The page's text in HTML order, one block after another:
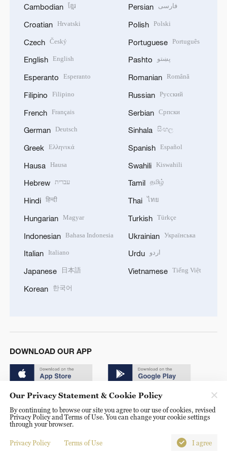
Cambodian ខ្មែរ
Croatian Hrvatski
Czech Český
English English
Esperanto Esperanto
Filipino Filipino
French Français
German Deutsch
Greek Ελληνικά
Hausa Hausa
Hebrew עברית
Hindi हिन्दी
Hungarian Magyar
Indonesian Bahasa Indonesia
Italian Italiano
Japanese 日本語
Korean 한국어
Persian فارسی
Polish Polski
Portuguese Português
Pashto پښتو
Romanian Română
Russian Русский
Serbian Српски
Sinhala සිංහල
Spanish Español
Swahili Kiswahili
Tamil தமிழ்
Thai ไทย
Turkish Türkçe
Ukrainian Українська
Urdu اردو
Vietnamese Tiếng Việt
DOWNLOAD OUR APP
© China Radio International.CRI. All Rights Reserved. 16A
Shijingshan Road, Beijing, China. 100040
Our Privacy Statement & Cookie Policy
By continuing to browse our site you agree to our use of cookies, revised
Privacy Policy and Terms of Use. You can change your cookie settings
through your browser.
Privacy Policy Terms of Use I agree